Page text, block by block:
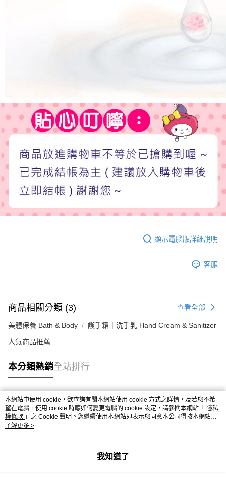
顯示電腦版詳細說明
客服
商品相關分類 (3) 查看全部
美體保養 Bath & Body 護手霜｜洗手乳 Hand Cream & Sanitizer
人氣商品推薦
本分類熱銷全站排行
熱門標籤
本網站中使用 cookie，欲查詢有關本網站使用 cookie 方式之詳情，及若您不希
望在電腦上使用 cookie 時應如何變更電腦的 cookie 設定，請參閱本網站「 隱私
權條款 」之 Cookie 聲明。您繼續使用本網站即表示您同意本公司得按本網站使
用條款之 Cookie 聲明使用 cookie。
了解更多 >
我知道了